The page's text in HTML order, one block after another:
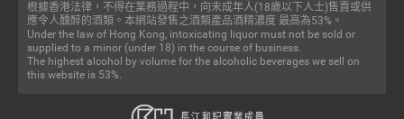
根據香港法律，不得在業務過程中，向未成年人(18歲以下人士)售賣或供
應令人醺醉的酒類。本網站發售之酒類產品酒精濃度 最高為53%。
Under the law of Hong Kong, intoxicating liquor must not be sold or
supplied to a minor (under 18) in the course of business.
The highest alcohol by volume for the alcoholic beverages we sell on
this website is 53%.